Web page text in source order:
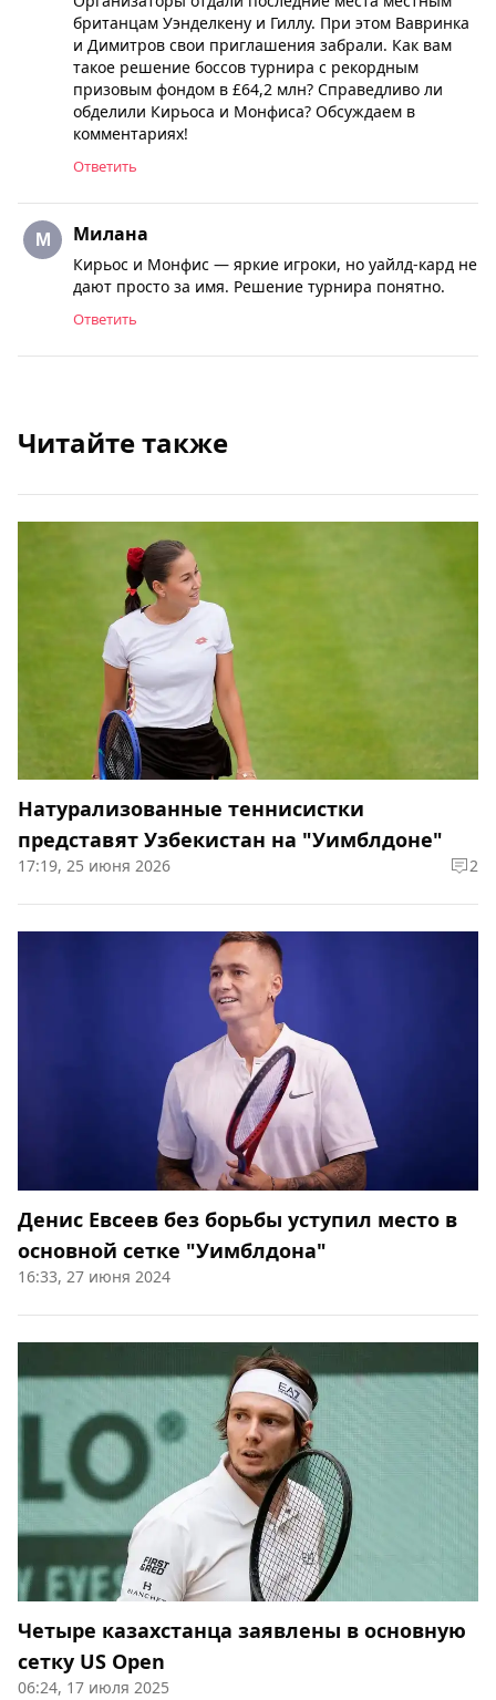
британцам Уэнделкену и Гиллу. При этом Вавринка
и Димитров свои приглашения забрали. Как вам
такое решение боссов турнира с рекордным
призовым фондом в £64,2 млн? Справедливо ли
обделили Кирьоса и Монфиса? Обсуждаем в
комментариях!
Ответить
Милана
Кирьос и Монфис — яркие игроки, но уайлд-кард не
дают просто за имя. Решение турнира понятно.
Ответить
Читайте также
Натурализованные теннисистки
представят Узбекистан на "Уимблдоне"
17:19, 25 июня 2026 2
Денис Евсеев без борьбы уступил место в
основной сетке "Уимблдона"
16:33, 27 июня 2024
Четыре казахстанца заявлены в основную
сетку US Open
06:24, 17 июля 2025